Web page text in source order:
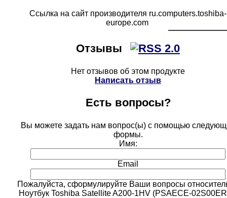
Ссылка на сайт производителя ru.computers.toshiba-
europe.com
Отзывы
Нет отзывов об этом продукте
Написать отзыв
Есть вопросы?
Вы можете задать нам вопрос(ы) с помощью
формы.
Имя:
Email
Пожалуйста, сформулируйте Ваши вопросы
Ноутбук Toshiba Satellite A200-1HV (PSAECE-